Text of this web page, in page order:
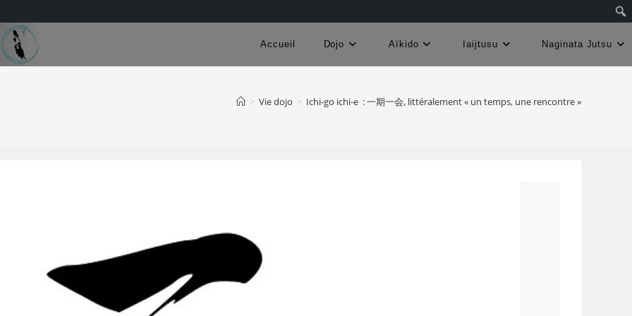
Accueil Dojo Aïkido Iaijtusu Naginata Jutsu
> Vie dojo > Ichi-go ichi-e : 一期一会, littéralement « un temps, une rencontre »